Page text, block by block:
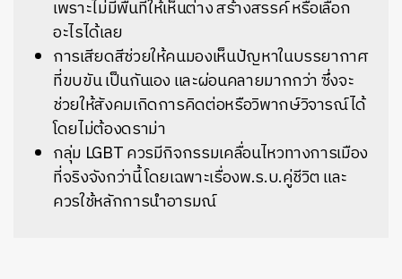
เพราะไม่มีพื้นที่ให้เห็นต่าง สร้างสรรค์ หรือเลือก
อะไรได้เลย
การเสียดสีช่วยให้คนมองเห็นปัญหาในบรรยากาศ
ที่ขบขัน เป็นกันเอง และผ่อนคลายมากกว่า ซึ่งจะ
ช่วยให้สังคมเกิดการคิดต่อหรือวิพากษ์วิจารณ์ได้
โดยไม่ต้องดราม่า
กลุ่ม LGBT ควรมีกิจกรรมเคลื่อนไหวทางการเมือง
ที่จริงจังกว่านี้ โดยเฉพาะเรื่องพ.ร.บ.คู่ชีวิต และ
ควรใช้หลักการนำอารมณ์